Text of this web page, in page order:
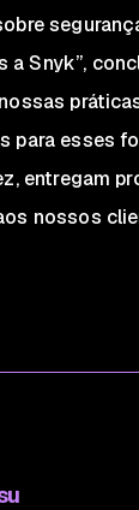
a Snyk”,
para esses
entregam
nossos